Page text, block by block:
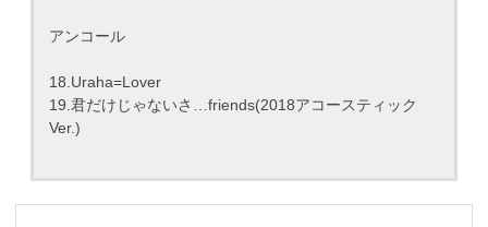
アンコール
18.Uraha=Lover
19.君だけじゃないさ…friends(2018アコースティック
Ver.)